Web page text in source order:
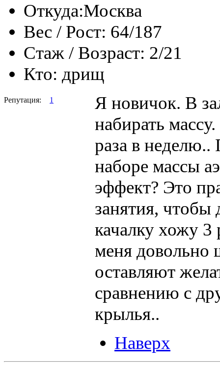
Откуда:Москва
Вес / Рост: 64/187
Стаж / Возраст: 2/21
Кто: дрищ
Репутация: 1
Я новичок. В
набирать
раза в неделю..
наборе массы
эффект? Это
занятия, чтобы
качалку хожу 3
меня довольно
оставляют
сравнению с
крылья..
Наверх